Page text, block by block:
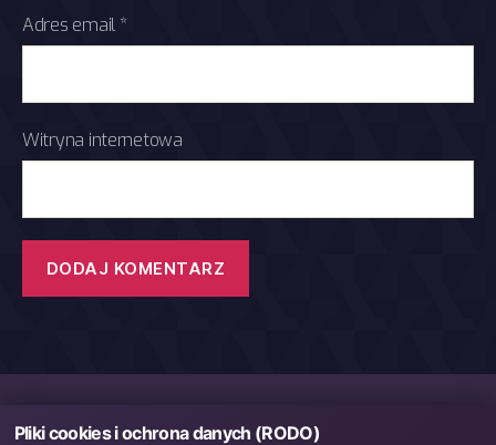
Adres email *
Witryna internetowa
Pliki cookies i ochrona danych (RODO)